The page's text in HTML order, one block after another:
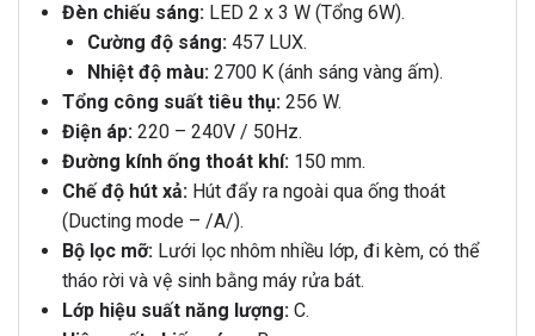
Đèn chiếu sáng:LED 2 x 3 W (Tổng 6W).
Cường độ sáng:457 LUX.
Nhiệt độ màu:2700 K (ánh sáng vàng ấm).
Tổng công suất tiêu thụ:256 W.
Điện áp:220 – 240V / 50Hz.
Đường kính ống thoát khí:150 mm.
Chế độ hút xả:Hút đẩy ra ngoài qua ống thoát
(Ducting mode – /A/).
Bộ lọc mỡ:Lưới lọc nhôm nhiều lớp, đi kèm, có thể
tháo rời và vệ sinh bằng máy rửa bát.
Lớp hiệu suất năng lượng:C.